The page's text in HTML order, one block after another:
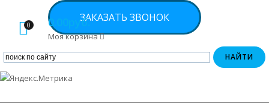
ЗАКАЗАТЬ ЗВОНОК
0 0.00руб.
Моя корзина